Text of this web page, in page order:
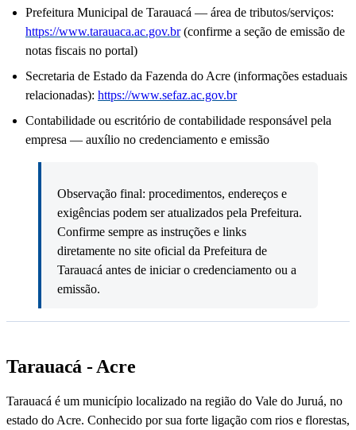
Prefeitura Municipal de Tarauacá — área de tributos/serviços:
https://www.tarauaca.ac.gov.br(confirme a seção de emissão de
notas fiscais no portal)
Secretaria de Estado da Fazenda do Acre (informações estaduais
relacionadas): https://www.sefaz.ac.gov.br
Contabilidade ou escritório de contabilidade responsável pela
empresa — auxílio no credenciamento e emissão
Observação final: procedimentos, endereços e
exigências podem ser atualizados pela Prefeitura.
Confirme sempre as instruções e links
diretamente no site oficial da Prefeitura de
Tarauacá antes de iniciar o credenciamento ou a
emissão.
Tarauacá - Acre
Tarauacá é um município localizado na região do Vale do Juruá, no
estado do Acre. Conhecido por sua forte ligação com rios e florestas,